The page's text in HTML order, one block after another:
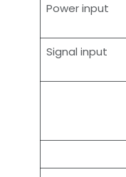
Power input
Signal input